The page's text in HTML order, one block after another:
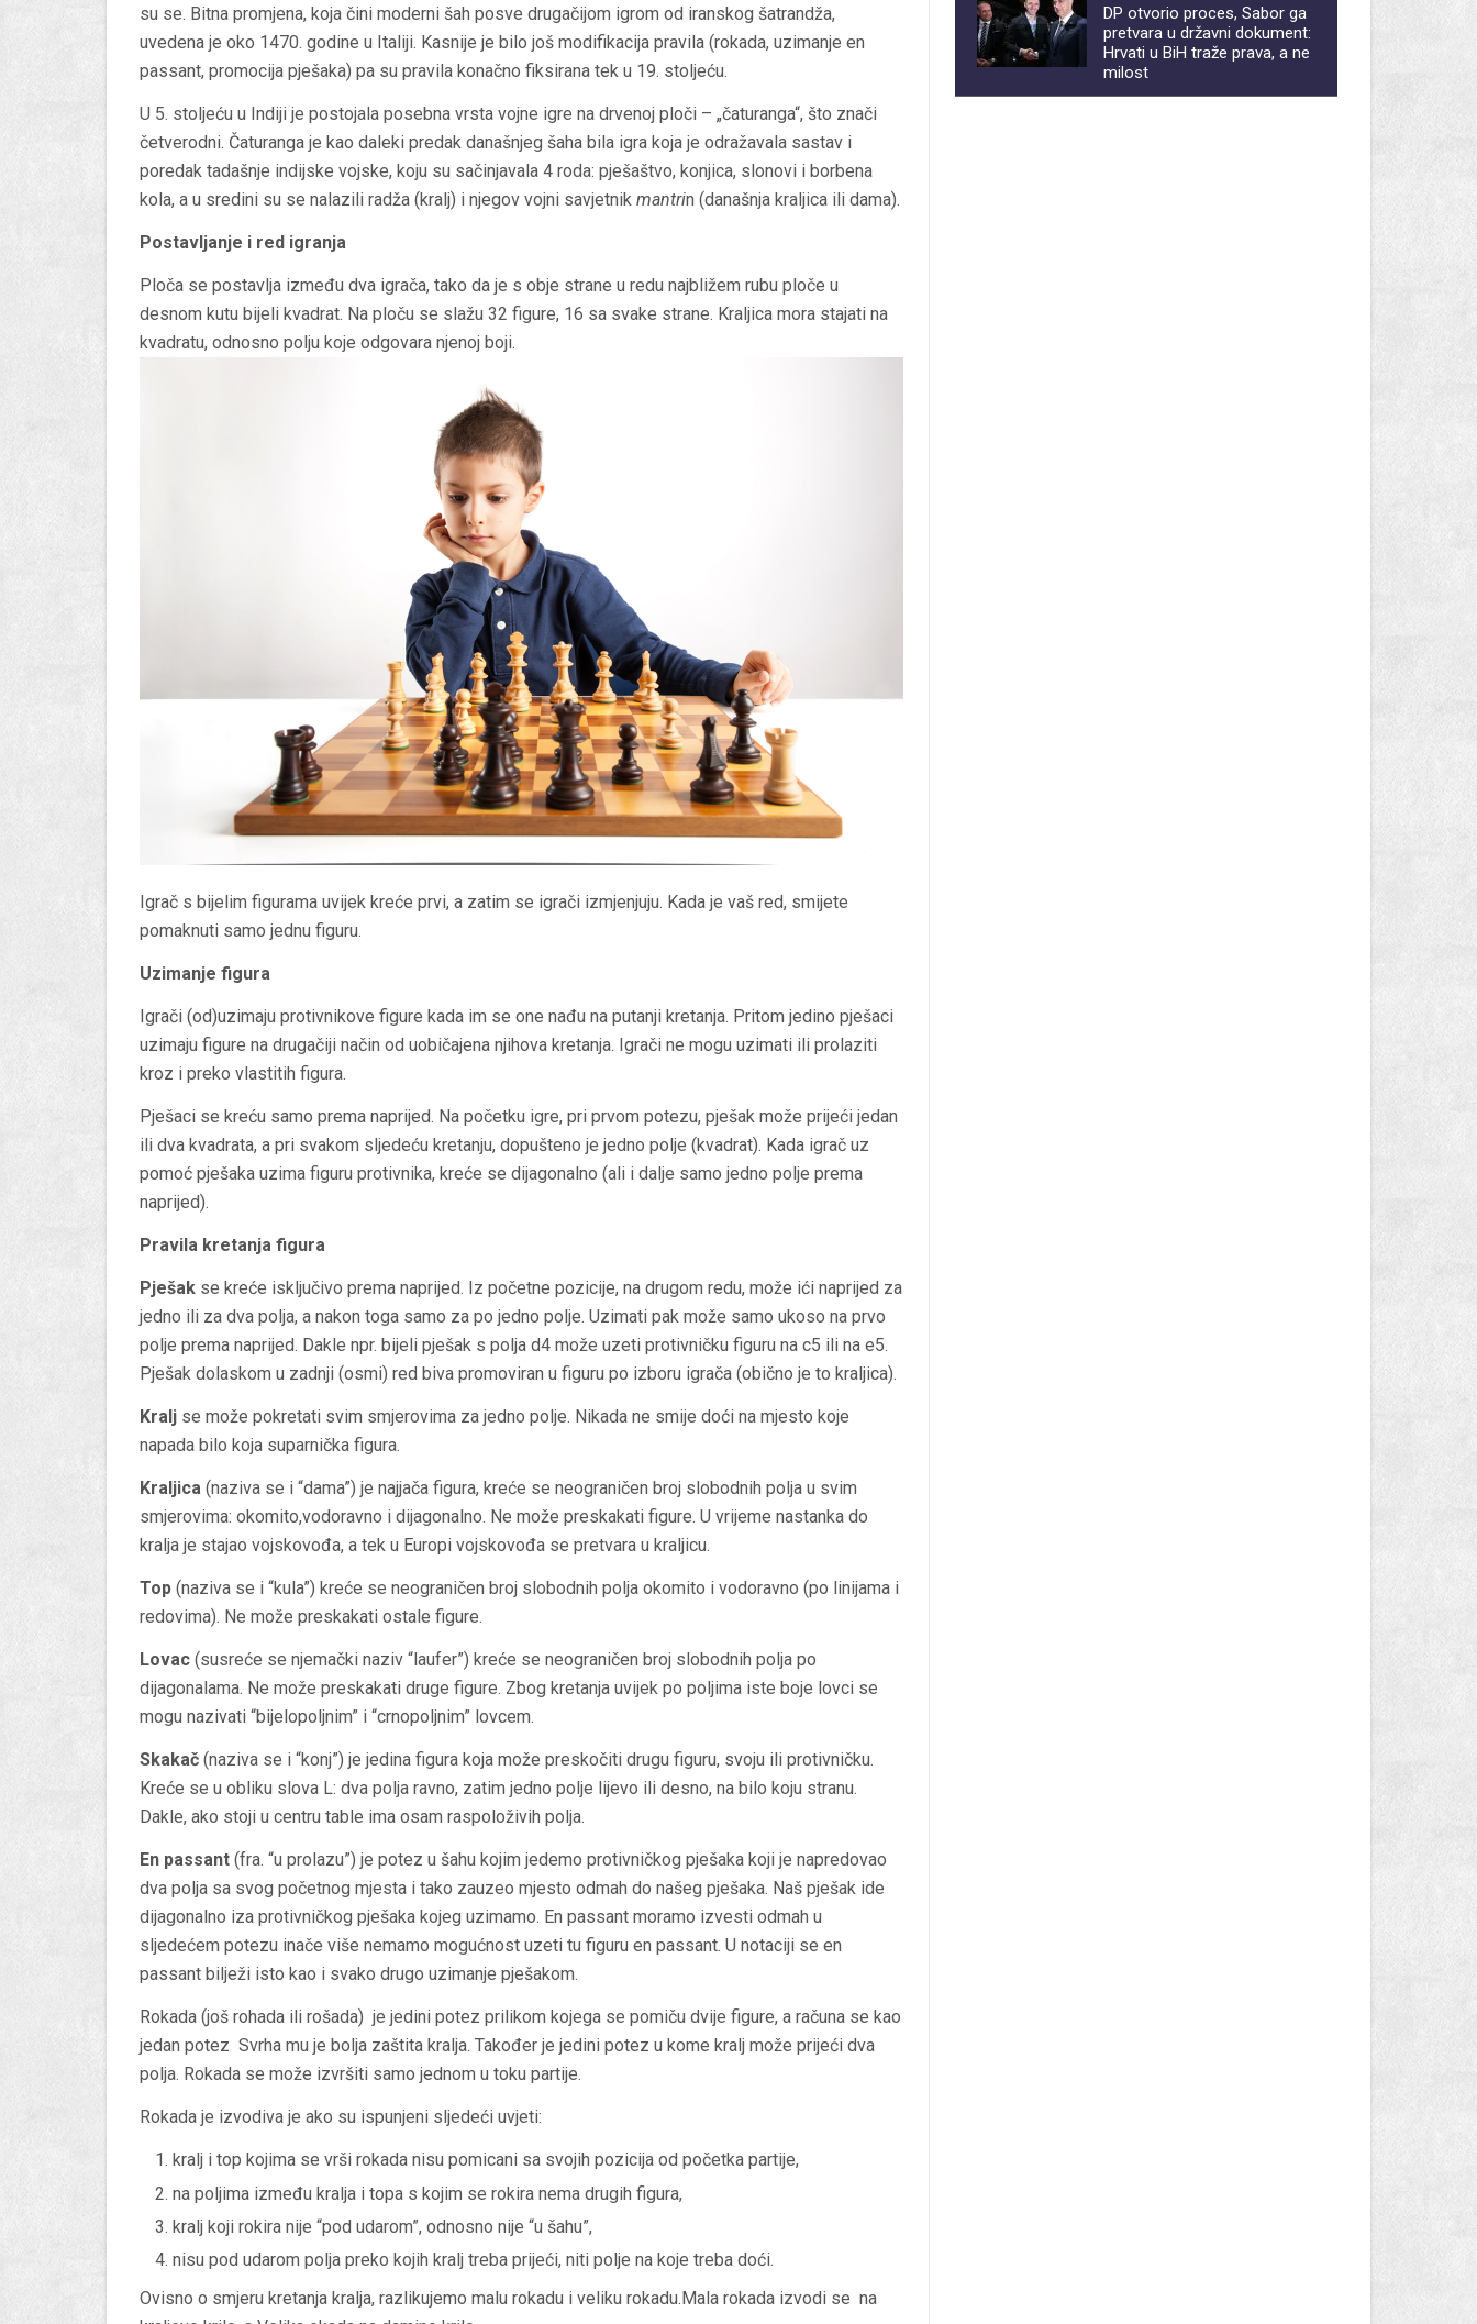
su se. Bitna promjena, koja čini moderni šah posve drugačijom igrom od iranskog šatrandža,
uvedena je oko 1470. godine u Italiji. Kasnije je bilo još modifikacija pravila (rokada, uzimanje en
passant, promocija pješaka) pa su pravila konačno fiksirana tek u 19. stoljeću.
U 5. stoljeću u Indiji je postojala posebna vrsta vojne igre na drvenoj ploči – „čaturanga“, što znači
četverodni. Čaturanga je kao daleki predak današnjeg šaha bila igra koja je odražavala sastav i
poredak tadašnje indijske vojske, koju su sačinjavala 4 roda: pješaštvo, konjica, slonovi i borbena
kola, a u sredini su se nalazili radža (kralj) i njegov vojni savjetnik mantrin (današnja kraljica ili dama).
Postavljanje i red igranja
Ploča se postavlja između dva igrača, tako da je s obje strane u redu najbližem rubu ploče u
desnom kutu bijeli kvadrat. Na ploču se slažu 32 figure, 16 sa svake strane. Kraljica mora stajati na
kvadratu, odnosno polju koje odgovara njenoj boji.
Igrač s bijelim figurama uvijek kreće prvi, a zatim se igrači izmjenjuju. Kada je vaš red, smijete
pomaknuti samo jednu figuru.
Uzimanje figura
Igrači (od)uzimaju protivnikove figure kada im se one nađu na putanji kretanja. Pritom jedino pješaci
uzimaju figure na drugačiji način od uobičajena njihova kretanja. Igrači ne mogu uzimati ili prolaziti
kroz i preko vlastitih figura.
Pješaci se kreću samo prema naprijed. Na početku igre, pri prvom potezu, pješak može prijeći jedan
ili dva kvadrata, a pri svakom sljedeću kretanju, dopušteno je jedno polje (kvadrat). Kada igrač uz
pomoć pješaka uzima figuru protivnika, kreće se dijagonalno (ali i dalje samo jedno polje prema
naprijed).
Pravila kretanja figura
Pješak se kreće isključivo prema naprijed. Iz početne pozicije, na drugom redu, može ići naprijed za
jedno ili za dva polja, a nakon toga samo za po jedno polje. Uzimati pak može samo ukoso na prvo
polje prema naprijed. Dakle npr. bijeli pješak s polja d4 može uzeti protivničku figuru na c5 ili na e5.
Pješak dolaskom u zadnji (osmi) red biva promoviran u figuru po izboru igrača (obično je to kraljica).
Kralj se može pokretati svim smjerovima za jedno polje. Nikada ne smije doći na mjesto koje
napada bilo koja suparnička figura.
Kraljica (naziva se i “dama”) je najjača figura, kreće se neograničen broj slobodnih polja u svim
smjerovima: okomito,vodoravno i dijagonalno. Ne može preskakati figure. U vrijeme nastanka do
kralja je stajao vojskovođa, a tek u Europi vojskovođa se pretvara u kraljicu.
Top (naziva se i “kula”) kreće se neograničen broj slobodnih polja okomito i vodoravno (po linijama i
redovima). Ne može preskakati ostale figure.
Lovac (susreće se njemački naziv “laufer”) kreće se neograničen broj slobodnih polja po
dijagonalama. Ne može preskakati druge figure. Zbog kretanja uvijek po poljima iste boje lovci se
mogu nazivati “bijelopoljnim” i “crnopoljnim” lovcem.
Skakač (naziva se i “konj”) je jedina figura koja može preskočiti drugu figuru, svoju ili protivničku.
Kreće se u obliku slova L: dva polja ravno, zatim jedno polje lijevo ili desno, na bilo koju stranu.
Dakle, ako stoji u centru table ima osam raspoloživih polja.
En passant (fra. “u prolazu”) je potez u šahu kojim jedemo protivničkog pješaka koji je napredovao
dva polja sa svog početnog mjesta i tako zauzeo mjesto odmah do našeg pješaka. Naš pješak ide
dijagonalno iza protivničkog pješaka kojeg uzimamo. En passant moramo izvesti odmah u
sljedećem potezu inače više nemamo mogućnost uzeti tu figuru en passant. U notaciji se en
passant bilježi isto kao i svako drugo uzimanje pješakom.
Rokada (još rohada ili rošada) je jedini potez prilikom kojega se pomiču dvije figure, a računa se kao
jedan potez Svrha mu je bolja zaštita kralja. Također je jedini potez u kome kralj može prijeći dva
polja. Rokada se može izvršiti samo jednom u toku partije.
Rokada je izvodiva je ako su ispunjeni sljedeći uvjeti:
kralj i top kojima se vrši rokada nisu pomicani sa svojih pozicija od početka partije,
na poljima između kralja i topa s kojim se rokira nema drugih figura,
kralj koji rokira nije “pod udarom”, odnosno nije “u šahu”,
nisu pod udarom polja preko kojih kralj treba prijeći, niti polje na koje treba doći.
Ovisno o smjeru kretanja kralja, razlikujemo malu rokadu i veliku rokadu.Mala rokada izvodi se na
DP otvorio proces, Sabor ga
pretvara u državni dokument:
Hrvati u BiH traže prava, a ne
milost